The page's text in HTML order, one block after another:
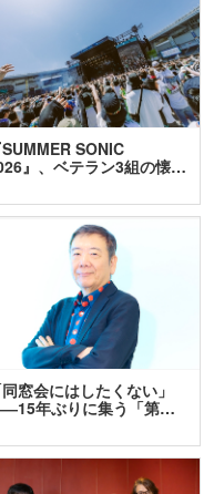
SUMMER SONIC
』、ベテラン3組の懐…
同窓会にはしたくない」
年ぶりに集う「第…